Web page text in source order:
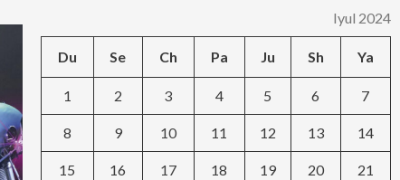
Iyul 2024
Du Se Ch Pa Ju Sh Ya
1 2 3 4 5 6 7
8 9 10 11 12 13 14
15 16 17 18 19 20 21